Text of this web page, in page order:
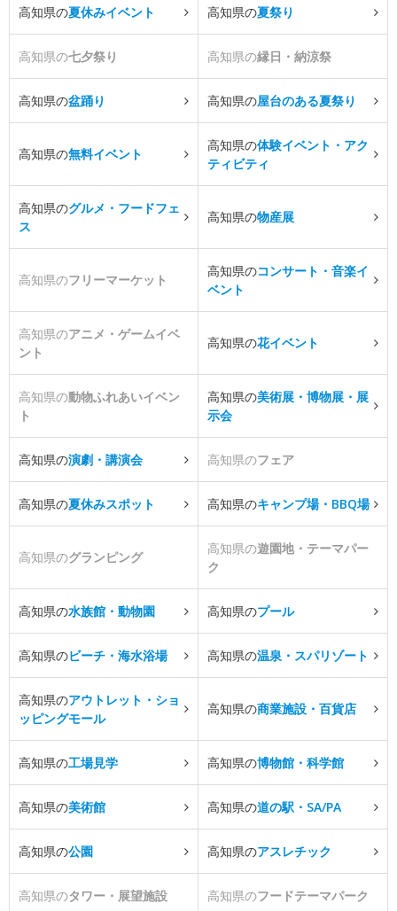
高知県の夏休みイベント 高知県の夏祭り
高知県の七夕祭り 高知県の縁日・納涼祭
高知県の盆踊り 高知県の屋台のある夏祭り
高知県の無料イベント
高知県の体験イベント・アク
ティビティ
高知県のグルメ・フードフェ
ス
高知県の物産展
高知県のフリーマーケット
高知県のコンサート・音楽イ
ベント
高知県のアニメ・ゲームイベ
ント
高知県の花イベント
高知県の動物ふれあいイベン
ト
高知県の美術展・博物展・展
示会
高知県の演劇・講演会 高知県のフェア
高知県の夏休みスポット 高知県のキャンプ場・BBQ場
高知県のグランピング
高知県の遊園地・テーマパー
ク
高知県の水族館・動物園 高知県のプール
高知県のビーチ・海水浴場 高知県の温泉・スパリゾート
高知県のアウトレット・ショ
ッピングモール
高知県の商業施設・百貨店
高知県の工場見学 高知県の博物館・科学館
高知県の美術館 高知県の道の駅・SA/PA
高知県の公園 高知県のアスレチック
高知県のタワー・展望施設 高知県のフードテーマパーク